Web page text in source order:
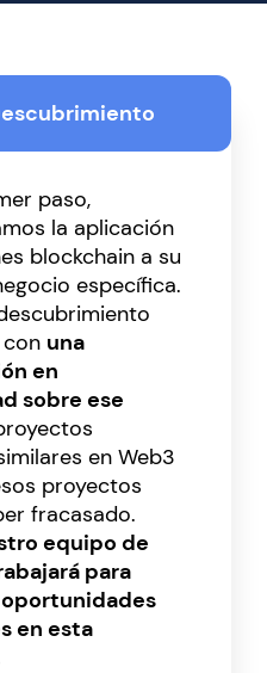
paso,
la aplicación
blockchain a su
específica.
una
en
sobre ese
en Web3
proyectos
fracasado.
equipo de
para
en esta